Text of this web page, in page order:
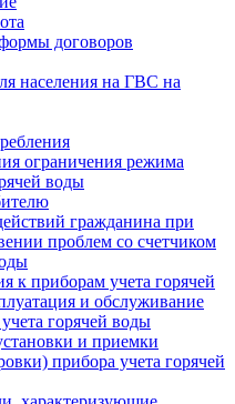
договоров
населения на ГВС на
ограничения режима
воды
гражданина при
проблем со счетчиком
к приборам учета горячей
и обслуживание
горячей воды
и приемки
прибора учета горячей